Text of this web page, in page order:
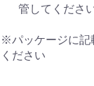
管してください
※パッケージに記
ください